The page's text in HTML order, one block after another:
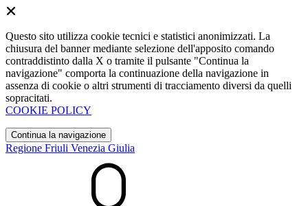
Questo sito utilizza cookie tecnici e statistici anonimizzati. La
chiusura del banner mediante selezione dell'apposito comando
contraddistinto dalla X o tramite il pulsante "Continua la
navigazione" comporta la continuazione della navigazione in
assenza di cookie o altri strumenti di tracciamento diversi da quelli
sopracitati.
COOKIE POLICY
Continua la navigazione
Regione Friuli Venezia Giulia